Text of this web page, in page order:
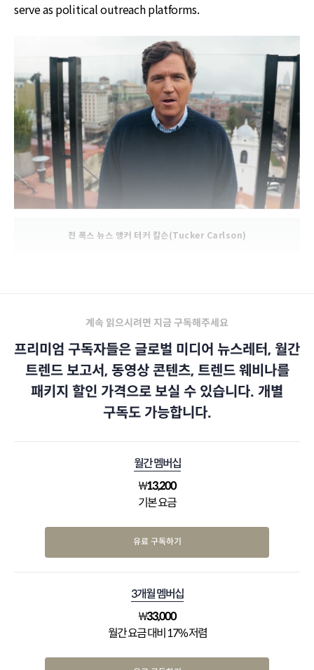
serve as political outreach platforms.
전 폭스 뉴스 앵커 터커 칼슨(Tucker Carlson)
계속 읽으시려면 지금 구독해주세요
프리미엄 구독자들은 글로벌 미디어 뉴스레터, 월간
트렌드 보고서, 동영상 콘텐츠, 트렌드 웨비나를
패키지 할인 가격으로 보실 수 있습니다. 개별
구독도 가능합니다.
월간 멤버십
₩13,200
기본 요금
유료 구독하기
3개월 멤버십
₩33,000
월간 요금 대비 17% 저렴